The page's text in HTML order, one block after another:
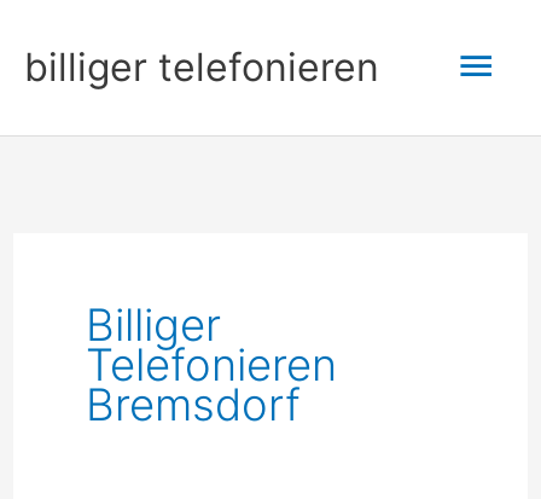
Inhalt
springen
billiger telefonieren
Billiger
Telefonieren
Bremsdorf